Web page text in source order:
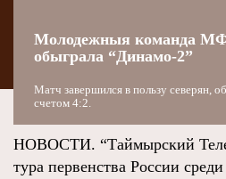
Молодежныя команда
обыграла “Динамо-2”
Матч завершился в пользу северян,
счетом 4:2.
НОВОСТИ. “Таймырский
тура первенства России